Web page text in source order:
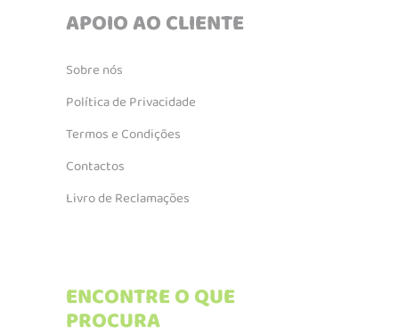
APOIO AO CLIENTE
Sobre nós
Política de Privacidade
Termos e Condições
Contactos
Livro de Reclamações
ENCONTRE O QUE
PROCURA